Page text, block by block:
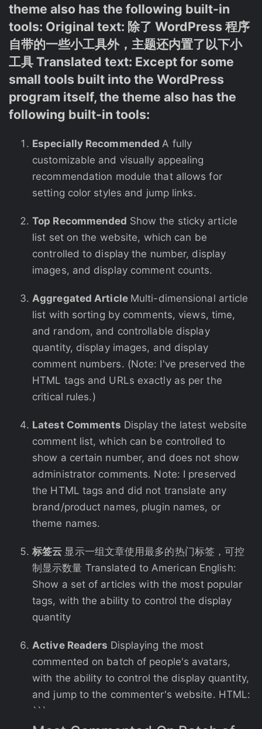
theme also has the following built-in
tools: Original text: 除了 WordPress 程序
自带的一些小工具外，主题还内置了以下小
工具 Translated text: Except for some
small tools built into the WordPress
program itself, the theme also has the
following built-in tools:
Especially RecommendedA fully
customizable and visually appealing
recommendation module that allows for
setting color styles and jump links.
Top Recommended Show the sticky article
list set on the website, which can be
controlled to display the number, display
images, and display comment counts.
Aggregated Article Multi-dimensional article
list with sorting by comments, views, time,
and random, and controllable display
quantity, display images, and display
comment numbers. (Note: I've preserved the
HTML tags and URLs exactly as per the
critical rules.)
Latest Comments Display the latest website
comment list, which can be controlled to
show a certain number, and does not show
administrator comments. Note: I preserved
the HTML tags and did not translate any
brand/product names, plugin names, or
theme names.
标签云 显示一组文章使用最多的热门标签，可控
制显示数量 Translated to American English:
Show a set of articles with the most popular
tags, with the ability to control the display
quantity
Active Readers Displaying the most
commented on batch of people's avatars,
with the ability to control the display quantity,
and jump to the commenter's website. HTML:
```